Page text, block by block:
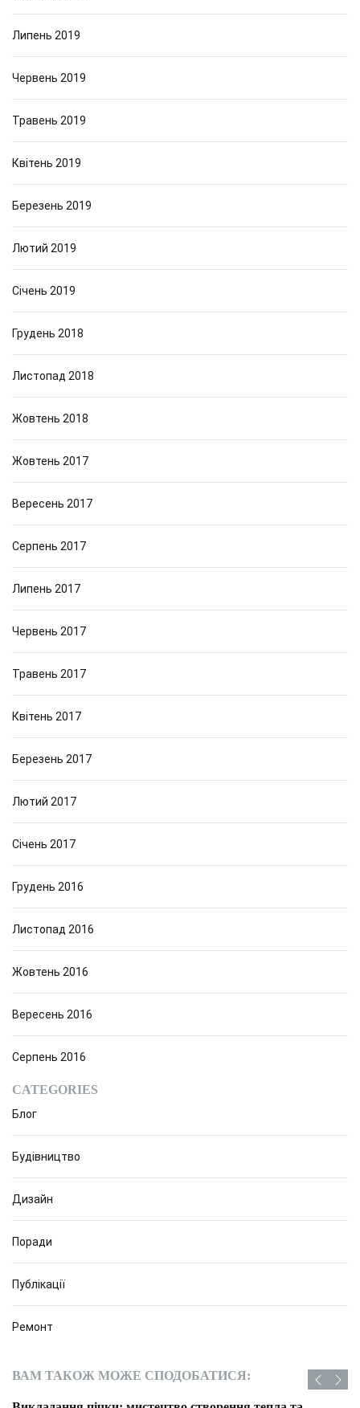
Липень 2019
Червень 2019
Травень 2019
Квітень 2019
Березень 2019
Лютий 2019
Січень 2019
Грудень 2018
Листопад 2018
Жовтень 2018
Жовтень 2017
Вересень 2017
Серпень 2017
Липень 2017
Червень 2017
Травень 2017
Квітень 2017
Березень 2017
Лютий 2017
Січень 2017
Грудень 2016
Листопад 2016
Жовтень 2016
Вересень 2016
Серпень 2016
CATEGORIES
Блог
Будівництво
Дизайн
Поради
Публікації
Ремонт
ВАМ ТАКОЖ МОЖЕ СПОДОБАТИСЯ: